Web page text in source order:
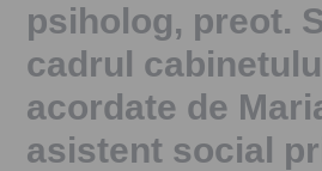
psiholog, preot.
cadrul
acordate de
asistent social